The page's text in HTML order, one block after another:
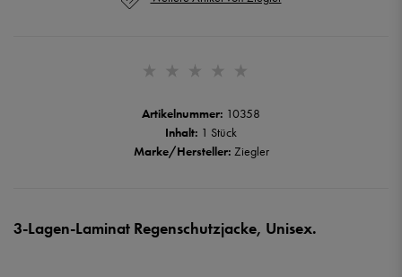
Artikelnummer: 10358
Inhalt: 1 Stück
Marke/Hersteller: Ziegler
3-Lagen-Laminat Regenschutzjacke, Unisex.